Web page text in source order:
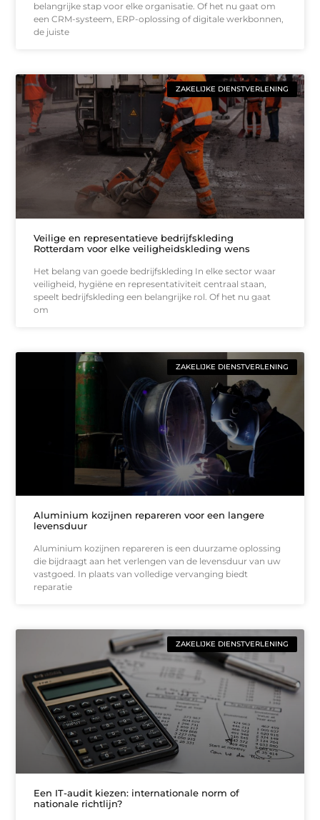
belangrijke stap voor elke organisatie. Of het nu gaat om
een CRM-systeem, ERP-oplossing of digitale werkbonnen,
de juiste
ZAKELIJKE DIENSTVERLENING
Veilige en representatieve bedrijfskleding
Rotterdam voor elke veiligheidskleding wens
Het belang van goede bedrijfskleding In elke sector waar
veiligheid, hygiëne en representativiteit centraal staan,
speelt bedrijfskleding een belangrijke rol. Of het nu gaat
om
ZAKELIJKE DIENSTVERLENING
Aluminium kozijnen repareren voor een langere
levensduur
Aluminium kozijnen repareren is een duurzame oplossing
die bijdraagt aan het verlengen van de levensduur van uw
vastgoed. In plaats van volledige vervanging biedt
reparatie
ZAKELIJKE DIENSTVERLENING
Een IT-audit kiezen: internationale norm of
nationale richtlijn?